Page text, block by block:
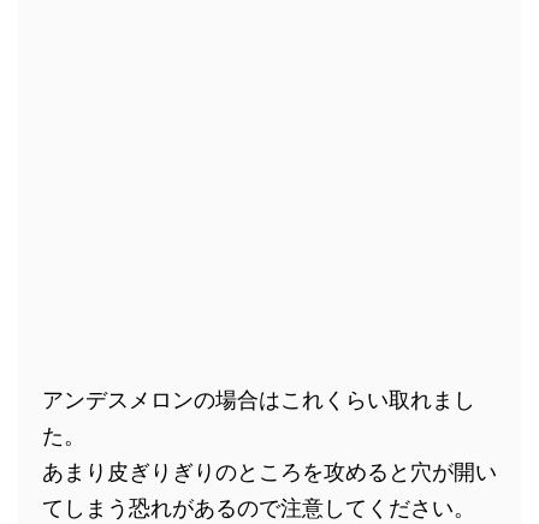
アンデスメロンの場合はこれくらい取れまし
た。
あまり皮ぎりぎりのところを攻めると穴が開い
てしまう恐れがあるので注意してください。